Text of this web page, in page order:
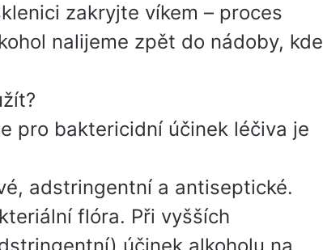
zakryjte víkem – proces
nalijeme zpět do nádoby, kde
pro baktericidní účinek léčiva je
adstringentní a antiseptické.
flóra. Při vyšších